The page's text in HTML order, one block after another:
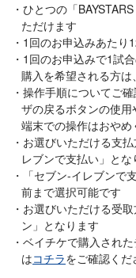
ひとつの「
ただけます
1回のお申込みあたり
1回のお申込みで1試
購入を希望される方
操作手順についてご
ザの戻るボタンの使
端末での操作はおやめ
お選びいただける支
レブンで支払い」とな
「セブン-イレブンで
前まで選択可能です
お選びいただける受
ン」となります
ベイチケで購入され
はコチラをご確認くだ